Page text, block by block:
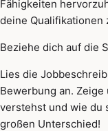
Fähigkeiten
deine Qualifikationen
Beziehe dich auf die
Lies die
Bewerbung an.
verstehst und wie du
großen Unterschied!